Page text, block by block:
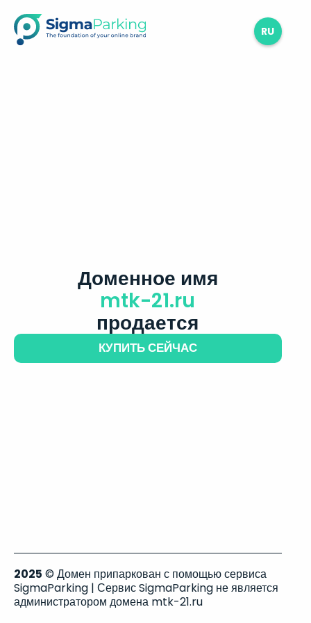
RU
Доменное имя
mtk-21.ru
продается
КУПИТЬ СЕЙЧАС
2025 © Домен припаркован с помощью сервиса
SigmaParking | Сервис SigmaParking не является
администратором домена mtk-21.ru